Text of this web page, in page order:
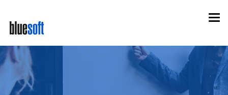
main
content